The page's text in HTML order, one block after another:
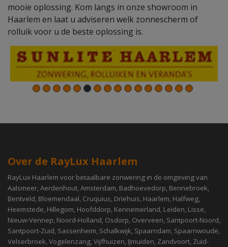
mooie oplossing. Kom langs in onze showroom in
Haarlem en laat u adviseren welk zonnescherm of
rolluik voor u de beste oplossing is.
13141516
Over de RayLux Haarlem
RayLux Haarlem voor betaalbare zonwering in de omgeving van
Aalsmeer, Aerdenhout, Amsterdam, Badhoevedorp, Bennebroek,
Bentveld, Bloemendaal, Cruquius, Driehuis, Haarlem, Halfweg,
Heemstede, Hillegom, Hoofddorp, Kennemerland, Leiden, Lisse,
Nieuw-Vennep, Noord-Holland, Osdorp, Overveen, Santpoort-Noord,
Santpoort-Zuid, Sassenheim, Schalkwijk, Spaarndam, Spaarnwoude,
Velserbroek, Vogelenzang, Vijfhuizen, IJmuiden, Zandvoort, Zuid-